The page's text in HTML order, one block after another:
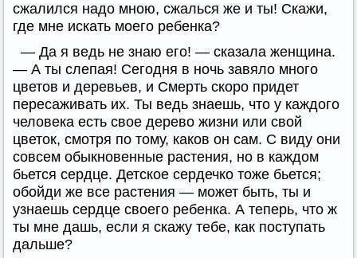
сжалился надо мною, сжалься же и ты! Скажи,
где мне искать моего ребенка?
— Да я ведь не знаю его! — сказала женщина.
— А ты слепая! Сегодня в ночь завяло много
цветов и деревьев, и Смерть скоро придет
пересаживать их. Ты ведь знаешь, что у каждого
человека есть свое дерево жизни или свой
цветок, смотря по тому, каков он сам. С виду они
совсем обыкновенные растения, но в каждом
бьется сердце. Детское сердечко тоже бьется;
обойди же все растения — может быть, ты и
узнаешь сердце своего ребенка. А теперь, что ж
ты мне дашь, если я скажу тебе, как поступать
дальше?